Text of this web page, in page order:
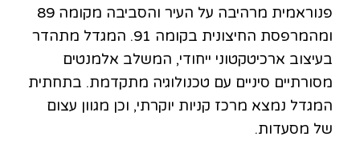
פנוראמית מרהיבה על העיר והסביבה מקומה 89
ומהמרפסת החיצונית בקומה 91. המגדל מתהדר
בעיצוב ארכיטקטוני ייחודי, המשלב אלמנטים
מסורתיים סיניים עם טכנולוגיה מתקדמת. בתחתית
המגדל נמצא מרכז קניות יוקרתי, וכן מגוון עצום
של מסעדות.